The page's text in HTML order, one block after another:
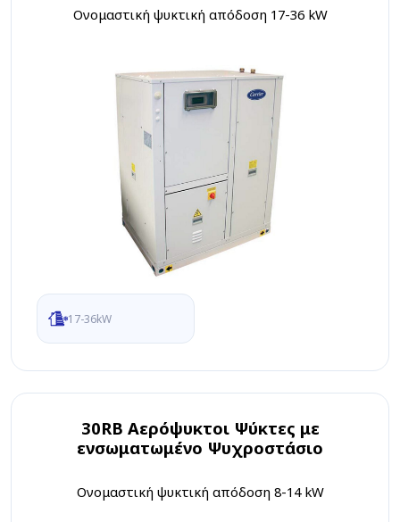
Ονομαστική ψυκτική απόδοση 17-36 kW
17-36kW
30RB Αερόψυκτοι Ψύκτες με
ενσωματωμένο Ψυχροστάσιο
Ονομαστική ψυκτική απόδοση 8-14 kW